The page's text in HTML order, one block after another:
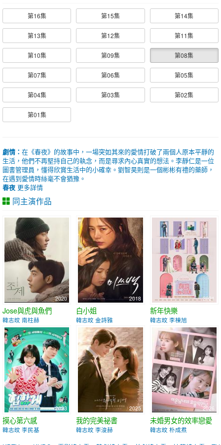
第16集 第15集 第14集
第13集 第12集 第11集
第10集 第09集 第08集
第07集 第06集 第05集
第04集 第03集 第02集
第01集
劇情： 在《春夜》的故事中，一場突如其來的愛情打破了兩個人原本平靜的
生活，他們不再堅持自己的執念，而是尋求內心真實的想法。李靜仁是一位
圖書管理員，懂得欣賞生活中的小確幸。劉智昊則是一個彬彬有禮的藥師，
在遇到愛情時絲毫不會猶豫。
春夜 更多詳情
同主演作品
2020
Jose與虎與魚們
韓志旼 南柱赫
2018
白小姐
韓志旼 金詩雅
2021
新年快樂
韓志旼 李棟旭
2023
摸心第六感
韓志旼 李民基
2025
我的完美祕書
韓志旼 李浚赫
2026
未婚男女的效率戀愛
韓志旼 朴成焄